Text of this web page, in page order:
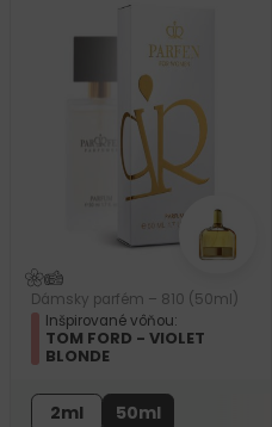
Dámsky parfém – 810 (50ml)
Inšpirované vôňou:
TOM FORD - VIOLET
BLONDE
2ml 50ml